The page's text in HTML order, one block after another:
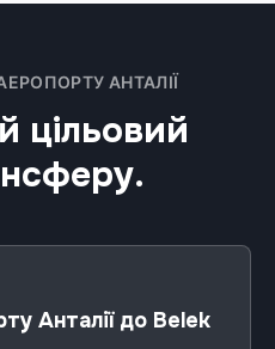
АНТАЛІЇ
цільовий
Анталії до Belek